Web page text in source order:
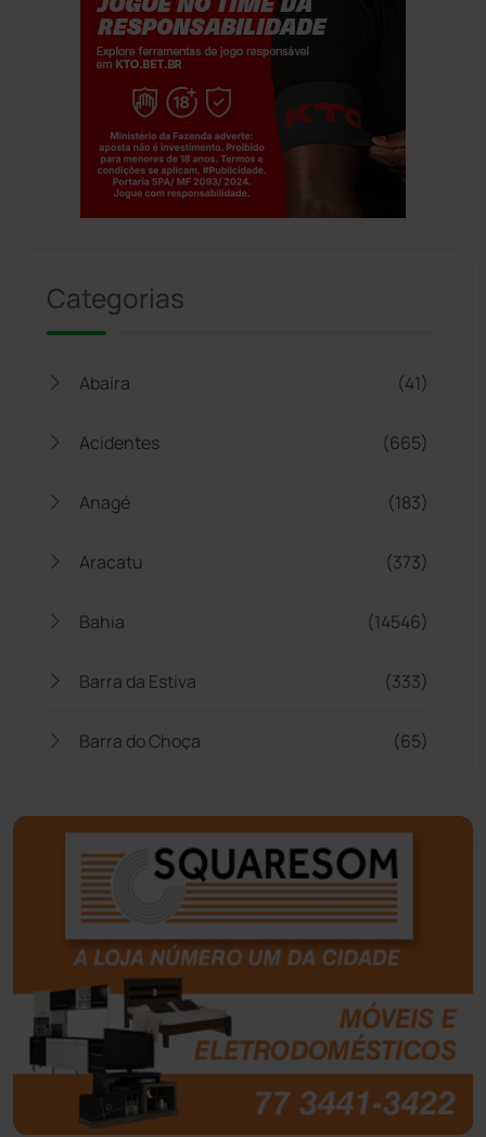
Categorias
Abaíra (41)
Acidentes (665)
Anagé (183)
Aracatu (373)
Bahia (14546)
Barra da Estiva (333)
Barra do Choça (65)
Bom Jesus da Lapa (510)
Boquira (152)
Botuporã
Brasil (7680)
Brumado (31962)